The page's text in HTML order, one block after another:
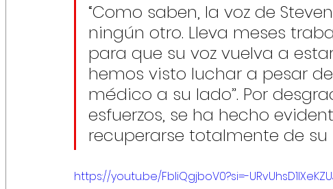
“Como saben, la voz de
ningún otro. Lleva meses
para que su voz vuelva a
hemos visto luchar a pesar
médico a su lado”. Por
esfuerzos, se ha hecho
recuperarse totalmente de su
https://youtu.be/FbliQgjboV0?si=-